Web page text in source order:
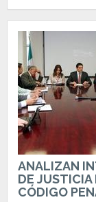
ANALIZAN
DE JUSTICIA
CÓDIGO